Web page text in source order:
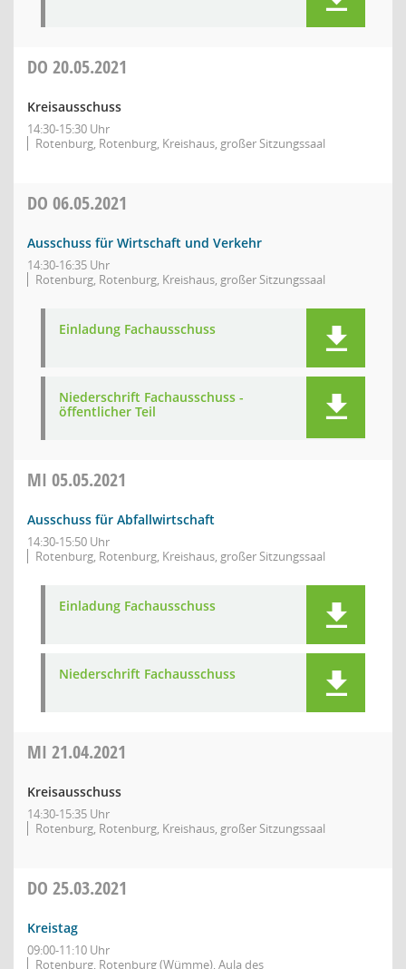
DO 20.05.2021
Kreisausschuss
14:30-15:30 Uhr
Rotenburg, Rotenburg, Kreishaus, großer Sitzungssaal
DO 06.05.2021
Ausschuss für Wirtschaft und Verkehr
14:30-16:35 Uhr
Rotenburg, Rotenburg, Kreishaus, großer Sitzungssaal
Einladung Fachausschuss
Niederschrift Fachausschuss -
öffentlicher Teil
MI 05.05.2021
Ausschuss für Abfallwirtschaft
14:30-15:50 Uhr
Rotenburg, Rotenburg, Kreishaus, großer Sitzungssaal
Einladung Fachausschuss
Niederschrift Fachausschuss
MI 21.04.2021
Kreisausschuss
14:30-15:35 Uhr
Rotenburg, Rotenburg, Kreishaus, großer Sitzungssaal
DO 25.03.2021
Kreistag
09:00-11:10 Uhr
Rotenburg, Rotenburg (Wümme), Aula des